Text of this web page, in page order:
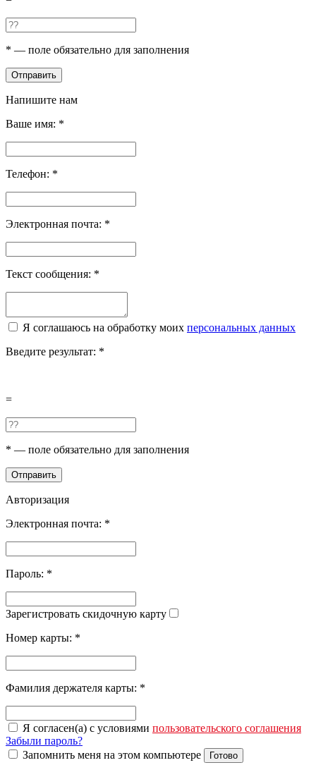
* — поле обязательно для заполнения
Отправить
Напишите нам
Ваше имя: *
Телефон: *
Электронная почта: *
Текст сообщения: *
Я соглашаюсь на обработку моих персональных данных
Введите результат: *
=
* — поле обязательно для заполнения
Отправить
Авторизация
Электронная почта: *
Пароль: *
Зарегистровать скидочную карту
Номер карты: *
Фамилия держателя карты: *
Я согласен(а) с условиями пользовательского соглашения
Забыли пароль?
Запомнить меня на этом компьютере
Готово